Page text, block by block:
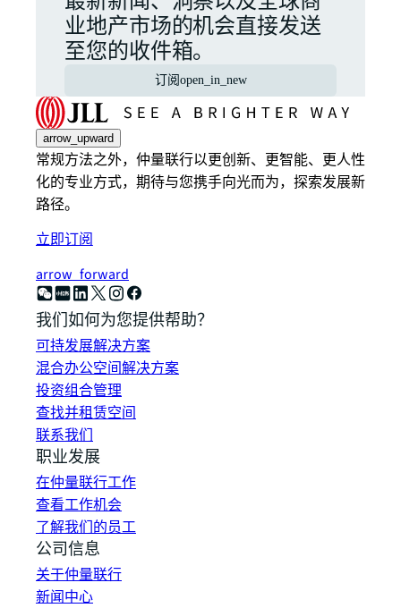
业地产市场的机会直接发送
至您的收件箱。
订阅 open_in_new
arrow_upward
常规方法之外，仲量联行以更创新、更智能、更人性
化的专业方式，期待与您携手向光而为，探索发展新
路径。
立即订阅
arrow_forward
我们如何为您提供帮助？
可持发展解决方案
混合办公空间解决方案
投资组合管理
查找并租赁空间
联系我们
职业发展
在仲量联行工作
查看工作机会
了解我们的员工
公司信息
关于仲量联行
新闻中心